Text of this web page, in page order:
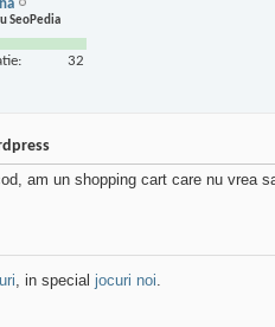
SeoPedia
32
am un shopping cart care nu vrea
, in special jocuri noi.